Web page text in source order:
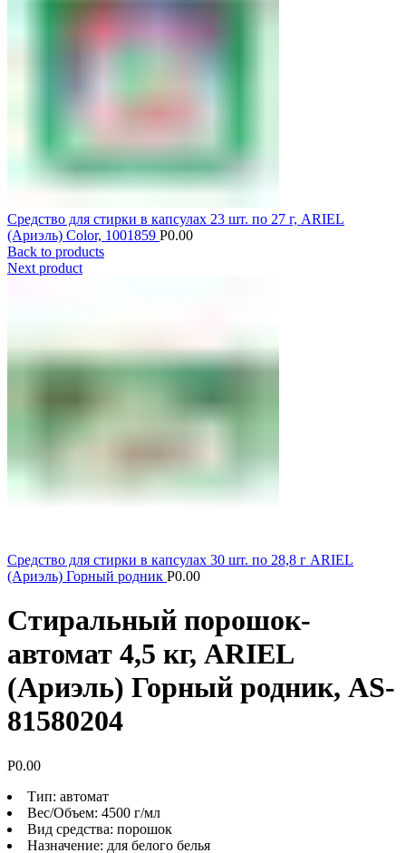
Средство для стирки в капсулах 23 шт. по 27 г, ARIEL
(Ариэль) Color, 1001859 Р0.00
Back to products
Next product
Средство для стирки в капсулах 30 шт. по 28,8 г ARIEL
(Ариэль) Горный родник Р0.00
Стиральный порошок-
автомат 4,5 кг, ARIEL
(Ариэль) Горный родник, AS-
81580204
Р0.00
Тип: автомат
Вес/Объем: 4500 г/мл
Вид средства: порошок
Назначение: для белого белья